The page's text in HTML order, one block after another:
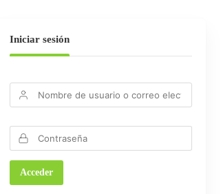
Iniciar sesión